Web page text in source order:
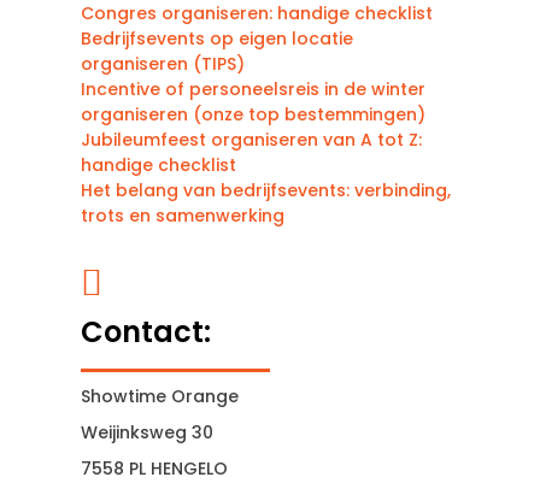
Congres organiseren: handige checklist
Bedrijfsevents op eigen locatie
organiseren (TIPS)
Incentive of personeelsreis in de winter
organiseren (onze top bestemmingen)
Jubileumfeest organiseren van A tot Z:
handige checklist
Het belang van bedrijfsevents: verbinding,
trots en samenwerking

Contact:
Showtime Orange
Weijinksweg 30
7558 PL HENGELO